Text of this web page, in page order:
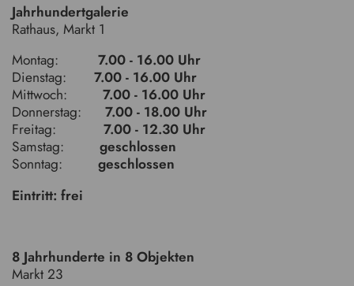
Jahrhundertgalerie
Rathaus, Markt 1
Montag:
7.00 - 16.00 Uhr
Dienstag:
7.00 - 16.00 Uhr
Mittwoch:
7.00 - 16.00 Uhr
Donnerstag:
7.00 - 18.00 Uhr
Freitag: 7.00 - 12.30 Uhr
Samstag: geschlossen
Sonntag: geschlossen
Eintritt: frei
8 Jahrhunderte in 8 Objekten
Markt 23